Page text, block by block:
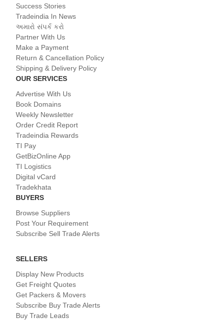
Success Stories
Tradeindia In News
અમારો સંપર્ક કરો
Partner With Us
Make a Payment
Return & Cancellation Policy
Shipping & Delivery Policy
OUR SERVICES
Advertise With Us
Book Domains
Weekly Newsletter
Order Credit Report
Tradeindia Rewards
TI Pay
GetBizOnline App
TI Logistics
Digital vCard
Tradekhata
BUYERS
Browse Suppliers
Post Your Requirement
Subscribe Sell Trade Alerts
SELLERS
Display New Products
Get Freight Quotes
Get Packers & Movers
Subscribe Buy Trade Alerts
Buy Trade Leads